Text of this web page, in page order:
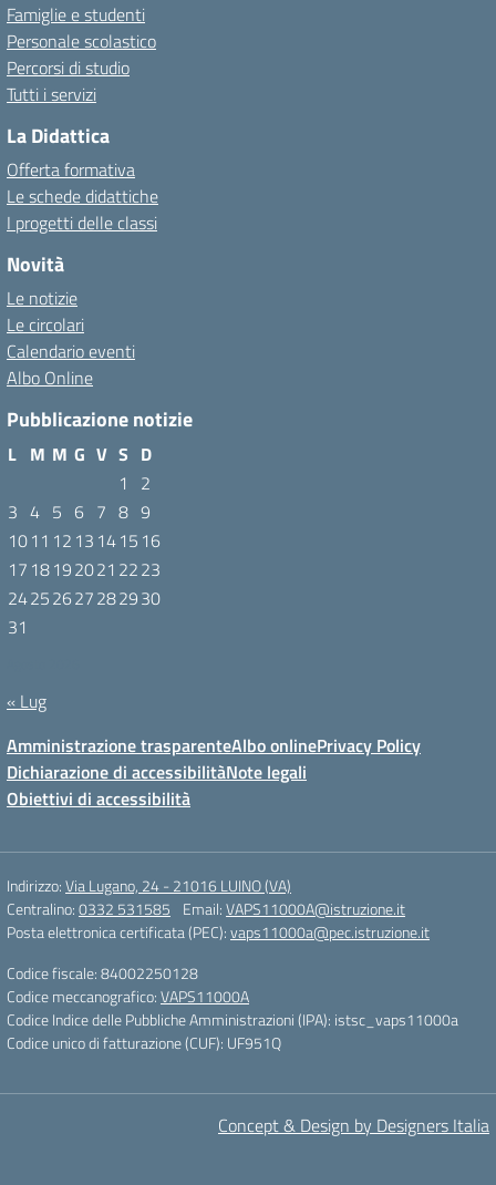
Famiglie e studenti
Personale scolastico
Percorsi di studio
Tutti i servizi
La Didattica
Offerta formativa
Le schede didattiche
I progetti delle classi
Novità
Le notizie
Le circolari
Calendario eventi
Albo Online
Pubblicazione notizie
L M M G V S D
1
2
3 4 5 6 7 8 9
1011 12 13 1415 16
17 18192021 2223
24252627282930
31
« Lug
Amministrazione trasparenteAlbo onlinePrivacy Policy
Dichiarazione di accessibilitàNote legali
Obiettivi di accessibilità
Indirizzo:Via Lugano, 24 - 21016 LUINO (VA)
Centralino:0332 531585 Email:VAPS11000A@istruzione.it
Posta elettronica certificata (PEC):vaps11000a@pec.istruzione.it
Codice fiscale: 84002250128
Codice meccanografico:VAPS11000A
Codice Indice delle Pubbliche Amministrazioni (IPA): istsc_vaps11000a
Codice unico di fatturazione (CUF): UF951Q
Concept & Design by Designers Italia